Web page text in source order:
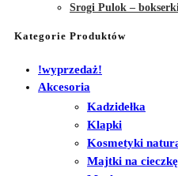
Srogi Pulok –
Kategorie Produktów
!wyprzedaż!
Akcesoria
Kadzidełka
Klapki
Kosmetyki
Majtki na cieczkę